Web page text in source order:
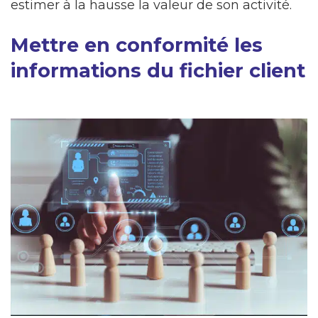
estimer à la hausse la valeur de son activité.
Mettre en conformité les
informations du fichier client